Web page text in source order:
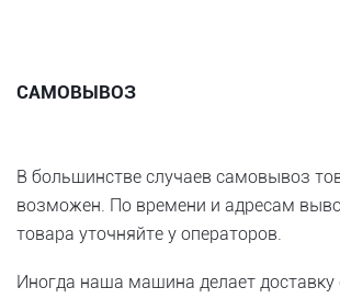
САМОВЫВОЗ
В большинстве случаев самовывоз
возможен. По времени и адресам
товара уточняйте у операторов.
Иногда наша машина делает